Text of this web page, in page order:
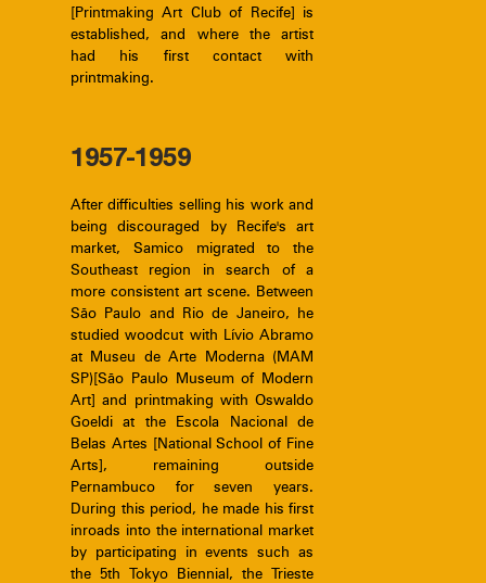
[Printmaking Art Club of Recife] is
established, and where the artist
had his first contact with
printmaking.
1957-1959
After difficulties selling his work and
being discouraged by Recife's art
market, Samico migrated to the
Southeast region in search of a
more consistent art scene. Between
São Paulo and Rio de Janeiro, he
studied woodcut with Lívio Abramo
at Museu de Arte Moderna (MAM
SP)[São Paulo Museum of Modern
Art] and printmaking with Oswaldo
Goeldi at the Escola Nacional de
Belas Artes [National School of Fine
Arts], remaining outside
Pernambuco for seven years.
During this period, he made his first
inroads into the international market
by participating in events such as
the 5th Tokyo Biennial, the Trieste